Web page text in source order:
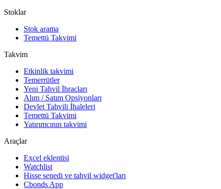
Stoklar
Stok arama
Temettü Takvimi
Takvim
Etkinlik takvimi
Temerrütler
Yeni Tahvil İhraçları
Alım / Satım Opsiyonları
Devlet Tahvili İhaleleri
Temettü Takvimi
Yatırımcının takvimi
Araçlar
Excel eklentisi
Watchlist
Hisse senedi ve tahvil widget'ları
Cbonds App